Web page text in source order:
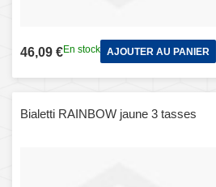
46,09 €En stock AJOUTER AU PANIER
Bialetti RAINBOW jaune 3 tasses